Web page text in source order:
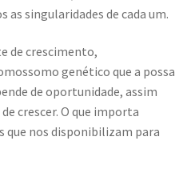
as singularidades de cada um.
de crescimento,
genético que a possa
de oportunidade, assim
crescer. O que importa
que nos disponibilizam para